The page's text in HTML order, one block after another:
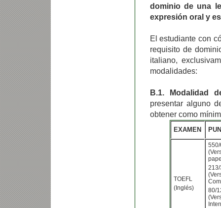
dominio de una
expresión oral y
El estudiante con
requisito de
italiano,
modalidades:
B.1. Modalidad
presentar alguno
obtener como
EXAMEN
TOEFL
(Inglés)
80/